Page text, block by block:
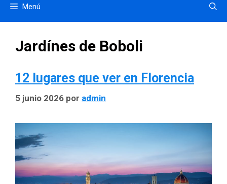
Menú
Jardínes de Boboli
12 lugares que ver en Florencia
5 junio 2026 por admin